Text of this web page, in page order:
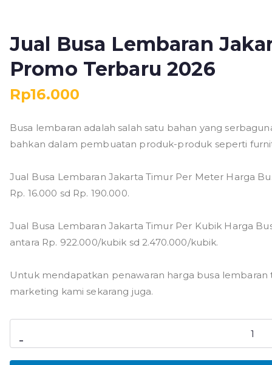
Jual Busa Lembaran
Promo Terbaru 2026
Rp16.000
Busa lembaran adalah salah satu bahan yang
bahkan dalam pembuatan produk-produk seperti
Jual Busa Lembaran Jakarta Timur Per Meter Harga
Rp. 16.000 sd Rp. 190.000.
Jual Busa Lembaran Jakarta Timur Per Kubik Harga
antara Rp. 922.000/kubik sd 2.470.000/kubik.
Untuk mendapatkan penawaran harga busa
marketing kami sekarang juga.
-
Jual
Busa